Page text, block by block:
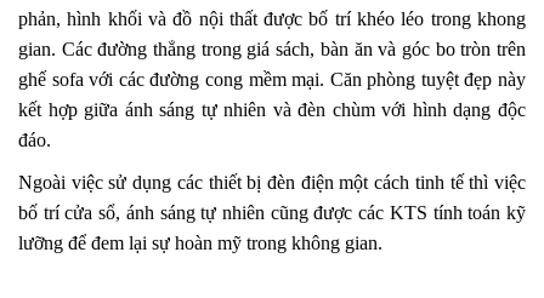
phản, hình khối và đồ nội thất được bố trí khéo léo trong khong
gian. Các đường thẳng trong giá sách, bàn ăn và góc bo tròn trên
ghế sofa với các đường cong mềm mại. Căn phòng tuyệt đẹp này
kết hợp giữa ánh sáng tự nhiên và đèn chùm với hình dạng độc
đáo.
Ngoài việc sử dụng các thiết bị đèn điện một cách tinh tế thì việc
bố trí cửa sổ, ánh sáng tự nhiên cũng được các KTS tính toán kỹ
lưỡng để đem lại sự hoàn mỹ trong không gian.